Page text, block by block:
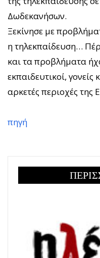
Δωδεκανήσων.
Ξεκίνησε με
η τηλεκπαίδευση…
και τα προβλήματα
εκπαιδευτικοί,
αρκετές περιοχές της
πηγή